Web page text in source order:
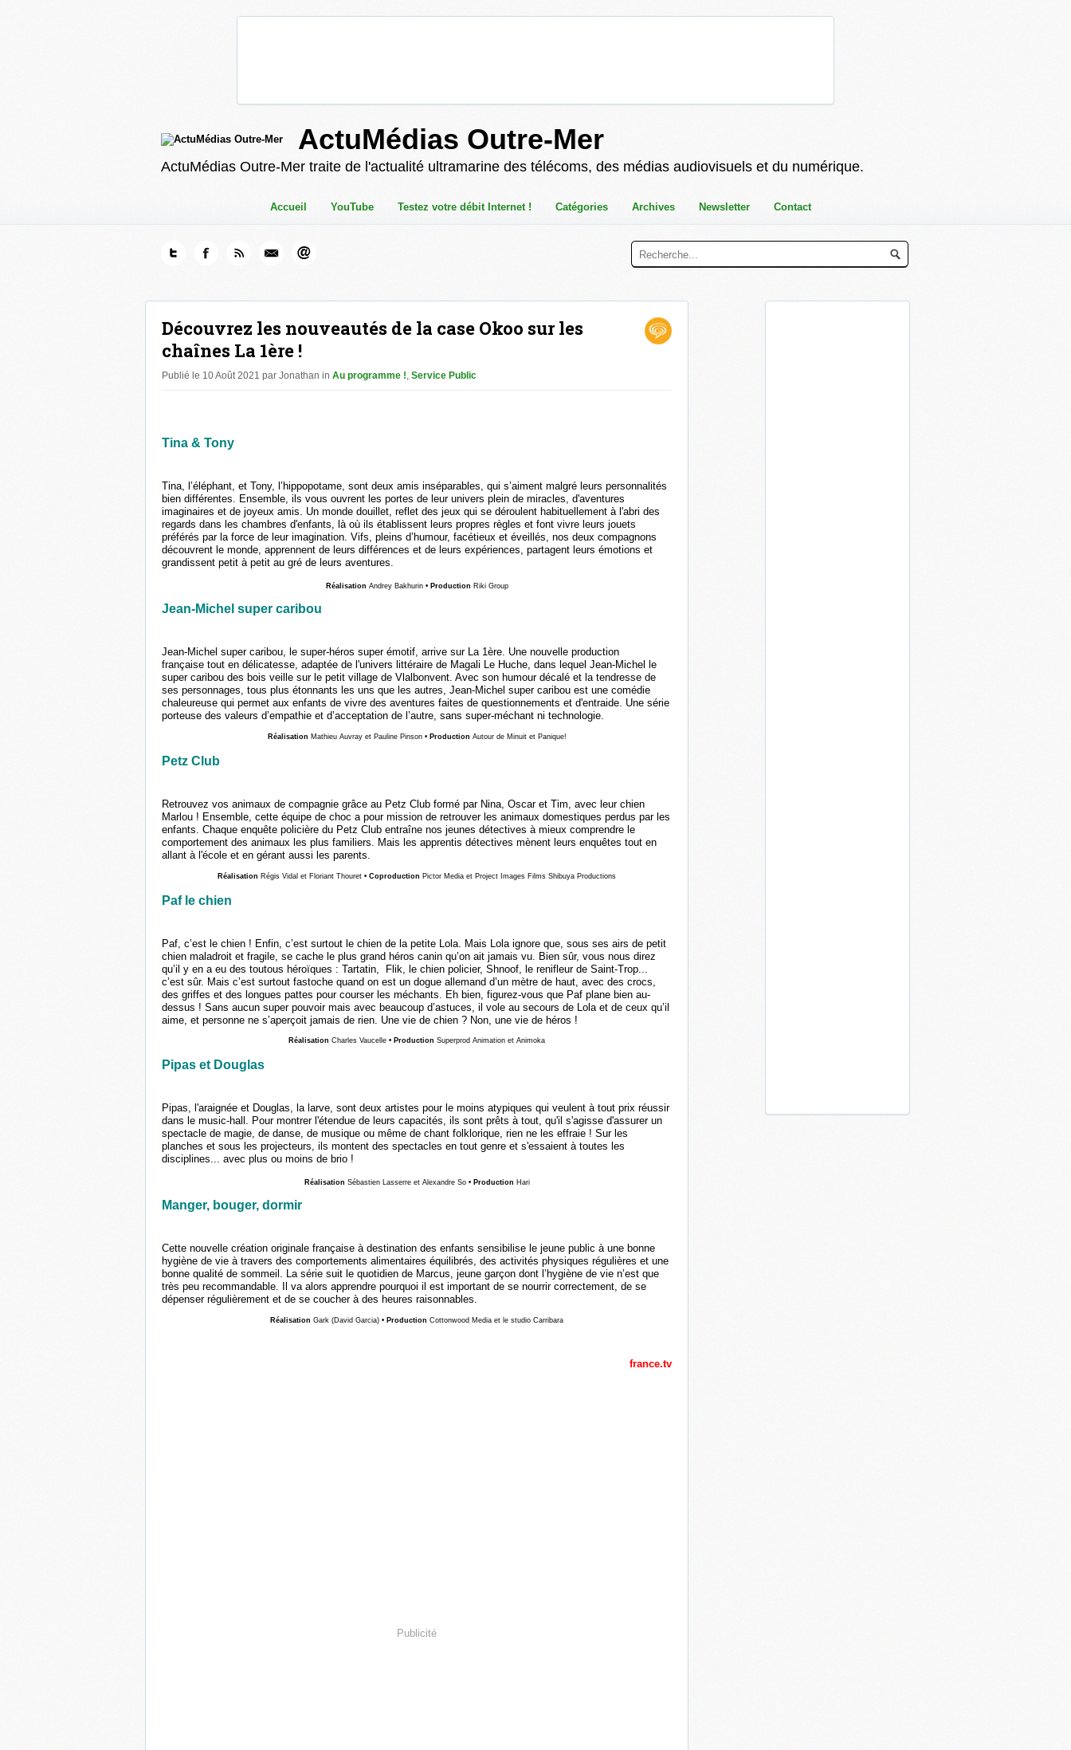
ActuMédias Outre-Mer
ActuMédias Outre-Mer traite de l'actualité ultramarine des télécoms, des médias audiovisuels et du numérique.
Accueil YouTube Testez votre débit Internet ! Catégories Archives Newsletter Contact
Découvrez les nouveautés de la case Okoo sur les
chaînes La 1ère !
Publié le 10 Août 2021 par Jonathan in Au programme !, Service Public
Tina & Tony
Tina, l’éléphant, et Tony, l’hippopotame, sont deux amis inséparables, qui s’aiment malgré leurs personnalités
bien différentes. Ensemble, ils vous ouvrent les portes de leur univers plein de miracles, d'aventures
imaginaires et de joyeux amis. Un monde douillet, reflet des jeux qui se déroulent habituellement à l'abri des
regards dans les chambres d'enfants, là où ils établissent leurs propres règles et font vivre leurs jouets
préférés par la force de leur imagination. Vifs, pleins d’humour, facétieux et éveillés, nos deux compagnons
découvrent le monde, apprennent de leurs différences et de leurs expériences, partagent leurs émotions et
grandissent petit à petit au gré de leurs aventures.
Réalisation Andrey Bakhurin• Production Riki Group
Jean-Michel super caribou
Jean-Michel super caribou, le super-héros super émotif, arrive sur La 1ère. Une nouvelle production
française tout en délicatesse, adaptée de l'univers littéraire de Magali Le Huche, dans lequel Jean-Michel le
super caribou des bois veille sur le petit village de Vlalbonvent. Avec son humour décalé et la tendresse de
ses personnages, tous plus étonnants les uns que les autres, Jean-Michel super caribou est une comédie
chaleureuse qui permet aux enfants de vivre des aventures faites de questionnements et d'entraide. Une série
porteuse des valeurs d’empathie et d’acceptation de l’autre, sans super-méchant ni technologie.
Réalisation Mathieu Auvray et Pauline Pinson• Production Autour de Minuit et Panique!
Petz Club
Retrouvez vos animaux de compagnie grâce au Petz Club formé par Nina, Oscar et Tim, avec leur chien
Marlou ! Ensemble, cette équipe de choc a pour mission de retrouver les animaux domestiques perdus par les
enfants. Chaque enquête policière du Petz Club entraîne nos jeunes détectives à mieux comprendre le
comportement des animaux les plus familiers. Mais les apprentis détectives mènent leurs enquêtes tout en
allant à l'école et en gérant aussi les parents.
Réalisation Régis Vidal et Floriant Thouret • Coproduction Pictor Media et Project Images Films Shibuya Productions
Paf le chien
Paf, c’est le chien ! Enfin, c’est surtout le chien de la petite Lola. Mais Lola ignore que, sous ses airs de petit
chien maladroit et fragile, se cache le plus grand héros canin qu’on ait jamais vu. Bien sûr, vous nous direz
qu’il y en a eu des toutous héroïques : Tartatin, Flik, le chien policier, Shnoof, le renifleur de Saint-Trop...
c’est sûr. Mais c’est surtout fastoche quand on est un dogue allemand d’un mètre de haut, avec des crocs,
des griffes et des longues pattes pour courser les méchants. Eh bien, figurez-vous que Paf plane bien au-
dessus ! Sans aucun super pouvoir mais avec beaucoup d’astuces, il vole au secours de Lola et de ceux qu’il
aime, et personne ne s’aperçoit jamais de rien. Une vie de chien ? Non, une vie de héros !
Réalisation Charles Vaucelle • Production Superprod Animation et Animoka
Pipas et Douglas
Pipas, l'araignée et Douglas, la larve, sont deux artistes pour le moins atypiques qui veulent à tout prix réussir
dans le music-hall. Pour montrer l'étendue de leurs capacités, ils sont prêts à tout, qu'il s'agisse d'assurer un
spectacle de magie, de danse, de musique ou même de chant folklorique, rien ne les effraie ! Sur les
planches et sous les projecteurs, ils montent des spectacles en tout genre et s'essaient à toutes les
disciplines... avec plus ou moins de brio !
Réalisation Sébastien Lasserre et Alexandre So • Production Hari
Manger, bouger, dormir
Cette nouvelle création originale française à destination des enfants sensibilise le jeune public à une bonne
hygiène de vie à travers des comportements alimentaires équilibrés, des activités physiques régulières et une
bonne qualité de sommeil. La série suit le quotidien de Marcus, jeune garçon dont l’hygiène de vie n’est que
très peu recommandable. Il va alors apprendre pourquoi il est important de se nourrir correctement, de se
dépenser régulièrement et de se coucher à des heures raisonnables.
Réalisation Gark (David Garcia) • Production Cottonwood Media et le studio Carribara
france.tv
Publicité